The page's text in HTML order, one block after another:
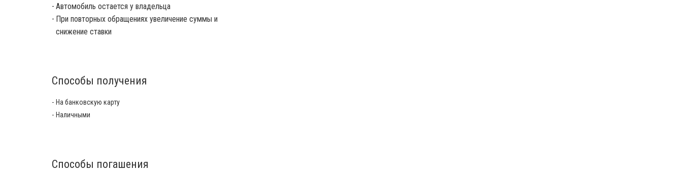
Автомобиль остается у владельца
При повторных обращениях увеличение суммы и
снижение ставки
Способы получения
На банковскую карту
Наличными
Способы погашения